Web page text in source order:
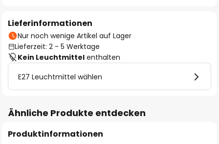
Lieferinformationen
Nur noch wenige Artikel auf Lager
Lieferzeit: 2 - 5 Werktage
Kein Leuchtmittel enthalten
E27 Leuchtmittel wählen
Ähnliche Produkte entdecken
Produktinformationen